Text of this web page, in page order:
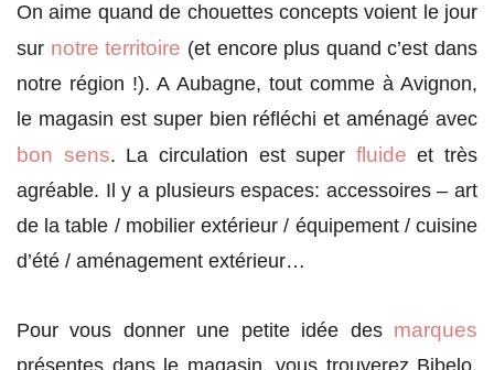
On aime quand de chouettes concepts voient le jour
sur notre territoire (et encore plus quand c’est dans
notre région !). A Aubagne, tout comme à Avignon,
le magasin est super bien réfléchi et aménagé avec
bon sens. La circulation est super fluide et très
agréable. Il y a plusieurs espaces: accessoires – art
de la table / mobilier extérieur / équipement / cuisine
d’été / aménagement extérieur…
Pour vous donner une petite idée des marques